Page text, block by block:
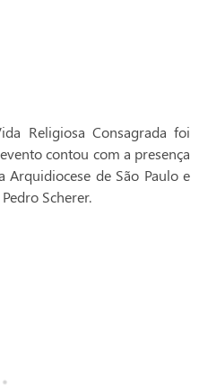
Religiosa Consagrada foi
contou com a presença
de São Paulo e
Scherer.